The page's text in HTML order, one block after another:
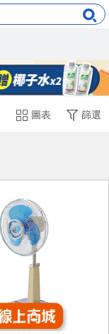
圖表 篩選